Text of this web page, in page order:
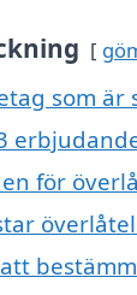
som
för